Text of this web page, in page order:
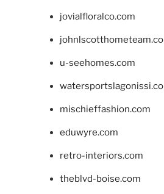
jovialfloralco.com
u-seehomes.com
mischieffashion.com
eduwyre.com
retro-interiors.com
theblvd-boise.com